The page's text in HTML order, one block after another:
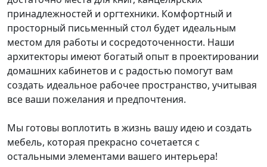
принадлежностей и оргтехники. Комфортный и
просторный письменный стол будет идеальным
местом для работы и сосредоточенности. Наши
архитекторы имеют богатый опыт в проектировании
домашних кабинетов и с радостью помогут вам
создать идеальное рабочее пространство, учитывая
все ваши пожелания и предпочтения.
Мы готовы воплотить в жизнь вашу идею и создать
мебель, которая прекрасно сочетается с
остальными элементами вашего интерьера!